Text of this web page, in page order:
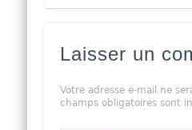
Laisser un
Votre adresse e-mail ne
champs obligatoires sont